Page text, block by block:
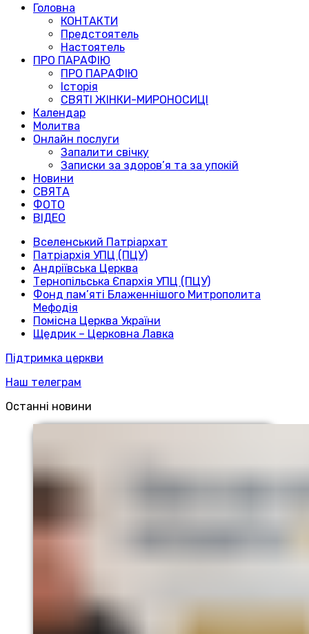
Головна
КОНТАКТИ
Предстоятель
Настоятель
ПРО ПАРАФІЮ
ПРО ПАРАФІЮ
Історія
СВЯТІ ЖІНКИ-МИРОНОСИЦІ
Календар
Молитва
Онлайн послуги
Запалити свічку
Записки за здоров’я та за упокій
Новини
СВЯТА
ФОТО
ВІДЕО
Вселенський Патріархат
Патріархія УПЦ (ПЦУ)
Андріївська Церква
Тернопільська Єпархія УПЦ (ПЦУ)
Фонд пам’яті Блаженнішого Митрополита
Мефодія
Помісна Церква України
Щедрик – Церковна Лавка
Підтримка церкви
Наш телеграм
Останні новини